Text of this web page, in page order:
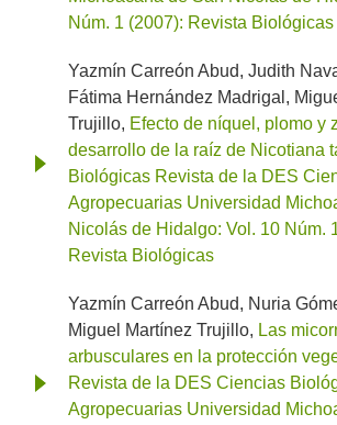
Núm. 1 (2007): Revista Biológicas
Yazmín Carreón Abud, Judith
Fátima Hernández Madrigal,
Trujillo, Efecto de níquel, plomo y
desarrollo de la raíz de Nicotiana
Biológicas Revista de la DES
Agropecuarias Universidad
Nicolás de Hidalgo: Vol. 10 Núm.
Revista Biológicas
Yazmín Carreón Abud, Nuria
Miguel Martínez Trujillo, Las
arbusculares en la protección
Revista de la DES Ciencias
Agropecuarias Universidad